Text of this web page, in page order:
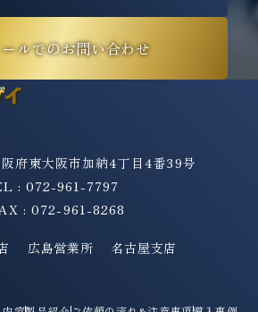
ルでのお問い合わせ
府東大阪市加納4丁目4番39号
: 072-961-7797
: 072-961-8268
広島営業所 名古屋支店